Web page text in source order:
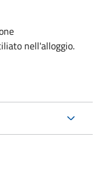
nell'alloggio.